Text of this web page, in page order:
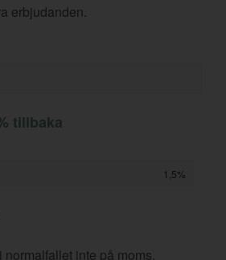
erbjudanden.
tillbaka
1,5%
normalfallet inte på moms,